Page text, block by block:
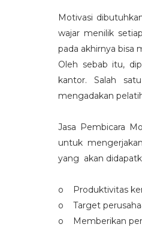
Motivasi
wajar menilik
pada akhirnya bisa
Oleh sebab itu,
kantor. Salah
mengadakan
Jasa Pembicara
untuk
yang akan
o Produktivitas
o Target
o Memberikan